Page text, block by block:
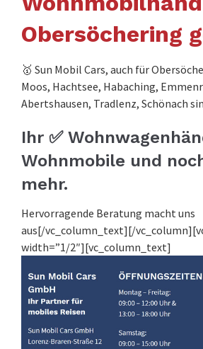
Obersöchering
🥇 Sun Mobil Cars, auch für
Moos, Hachtsee, Habaching,
Abertshausen, Tradlenz, Schönach
Ihr ✅
Wohnmobile und
mehr.
Hervorragende Beratung macht uns
aus[/vc_column_text][/
width=”1/2″][vc_column_text]